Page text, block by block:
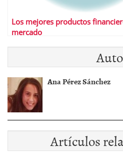
Los mejores productos
mercado
Ana Pérez Sánchez
Artículos